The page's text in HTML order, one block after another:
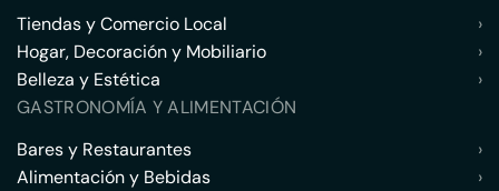
Tiendas y Comercio Local
›
Hogar, Decoración y Mobiliario
›
Belleza y Estética
›
GASTRONOMÍA Y ALIMENTACIÓN
Bares y Restaurantes
›
Alimentación y Bebidas
›